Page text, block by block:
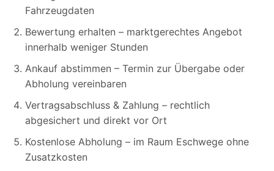
Fahrzeugdaten
Bewertung erhalten – marktgerechtes Angebot
innerhalb weniger Stunden
Ankauf abstimmen – Termin zur Übergabe oder
Abholung vereinbaren
Vertragsabschluss & Zahlung – rechtlich
abgesichert und direkt vor Ort
Kostenlose Abholung – im Raum Eschwege ohne
Zusatzkosten